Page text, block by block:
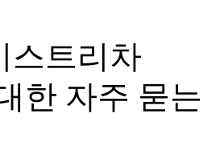
스트리차
한 자주 묻는